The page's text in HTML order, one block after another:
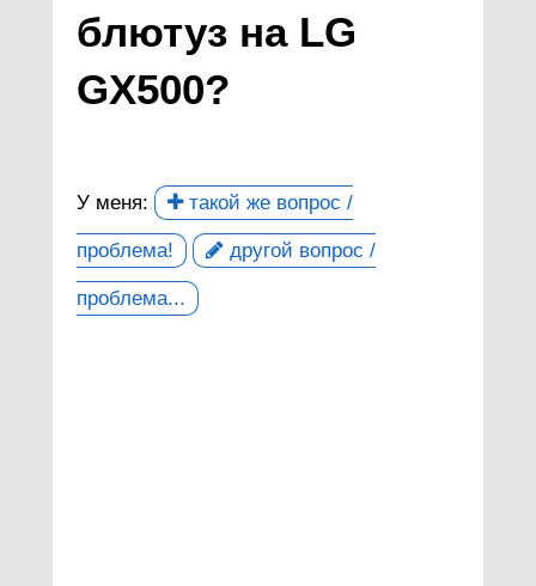
блютуз на LG
GX500?
У меня: такой же вопрос /
проблема! другой вопрос /
проблема...